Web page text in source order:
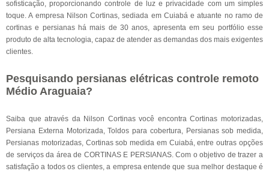
sofisticação, proporcionando controle de luz e privacidade com um simples
toque. A empresa Nilson Cortinas, sediada em Cuiabá e atuante no ramo de
cortinas e persianas há mais de 30 anos, apresenta em seu portfólio esse
produto de alta tecnologia, capaz de atender as demandas dos mais exigentes
clientes.
Pesquisando persianas elétricas controle remoto
Médio Araguaia?
Saiba que através da Nilson Cortinas você encontra Cortinas motorizadas,
Persiana Externa Motorizada, Toldos para cobertura, Persianas sob medida,
Persianas motorizadas, Cortinas sob medida em Cuiabá, entre outras opções
de serviços da área de CORTINAS E PERSIANAS. Com o objetivo de trazer a
satisfação a todos os clientes, a empresa entende que sua melhor destaque é